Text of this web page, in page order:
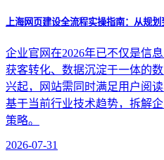
上海网页建设全流程实操指南：从规
企业官网在2026年已不仅是信
获客转化、数据沉淀于一体的
兴起，网站需同时满足用户阅
基于当前行业技术趋势，拆解
策略。
2026-07-31